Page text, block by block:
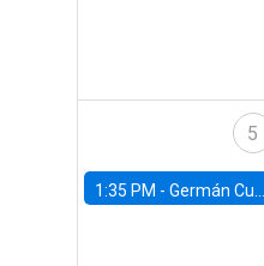
5
1:35 PM - Germán Cubas, University of Houston